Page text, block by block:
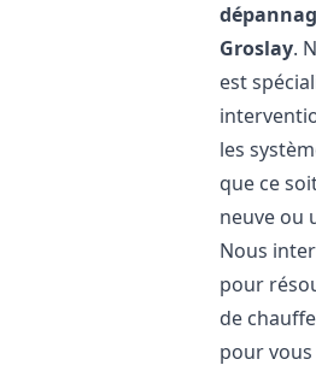
Groslay.
est
les
que ce
neuve ou
Nous
pour
de
pour